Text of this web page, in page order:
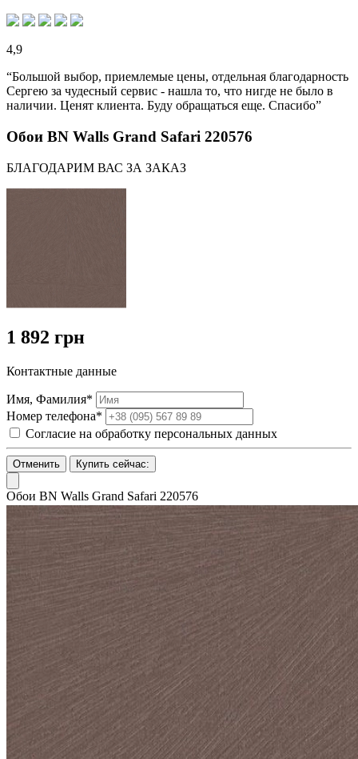
4,9
“Большой выбор, приемлемые цены, отдельная благодарность
Сергею за чудесный сервис - нашла то, что нигде не было в
наличии. Ценят клиента. Буду обращаться еще. Спасибо”
Обои BN Walls Grand Safari 220576
БЛАГОДАРИМ ВАС ЗА ЗАКАЗ
1 892 грн
Контактные данные
Имя, Фамилия*
Номер телефона*
Согласие на обработку персональных данных
Отменить Купить сейчас:
Обои BN Walls Grand Safari 220576